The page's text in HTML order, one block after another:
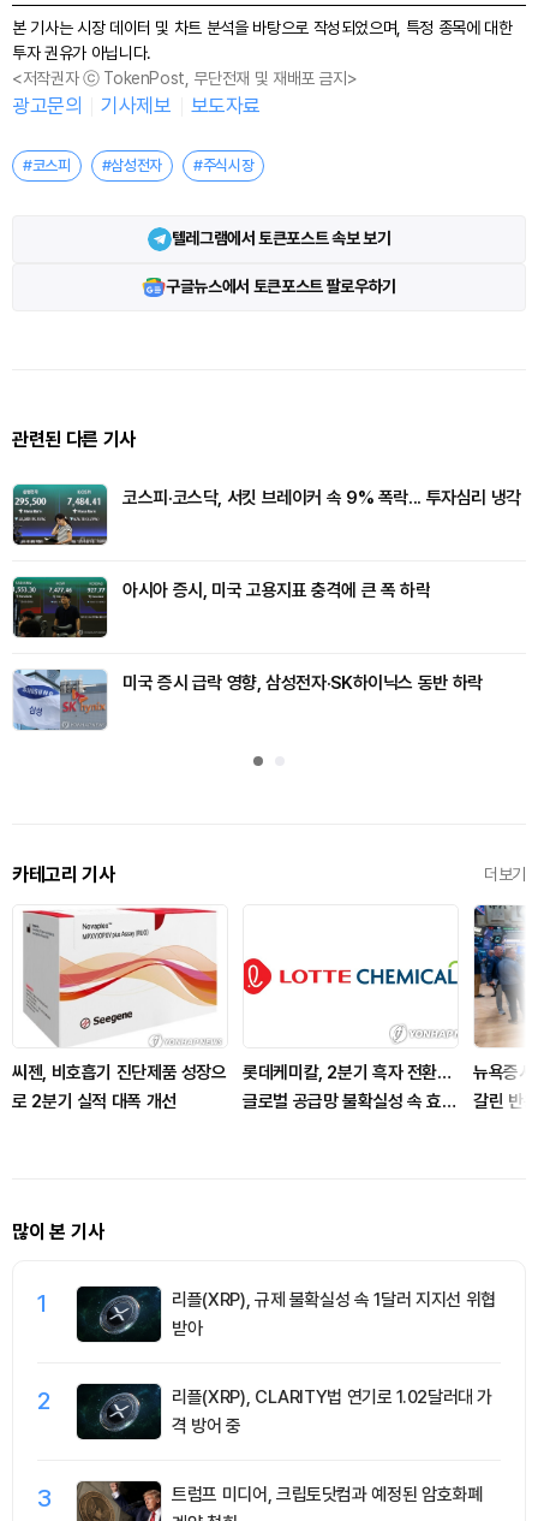
본 기사는 시장 데이터 및 차트 분석을 바탕으로 작성되었으며, 특정 종목에 대한
투자 권유가 아닙니다.
<저작권자 ⓒ TokenPost, 무단전재 및 재배포 금지>
광고문의 기사제보 보도자료
#코스피 #삼성전자 #주식시장
텔레그램에서 토큰포스트 속보 보기
구글뉴스에서 토큰포스트 팔로우하기
관련된 다른 기사
코스피·코스닥, 서킷 브레이커 속 9% 폭락... 투자심리 냉각
아시아 증시, 미국 고용지표 충격에 큰 폭 하락
미국 증시 급락 영향, 삼성전자·SK하이닉스 동반 하락
카테고리 기사 더보기
씨젠, 비호흡기 진단제품 성장으
로 2분기 실적 대폭 개선
롯데케미칼, 2분기 흑자 전환…
글로벌 공급망 불확실성 속 효율
뉴욕증
갈린 반
많이 본 기사
1
리플(XRP), 규제 불확실성 속 1달러 지지선 위협
받아
2
리플(XRP), CLARITY법 연기로 1.02달러대 가
격 방어 중
3
트럼프 미디어, 크립토닷컴과 예정된 암호화폐